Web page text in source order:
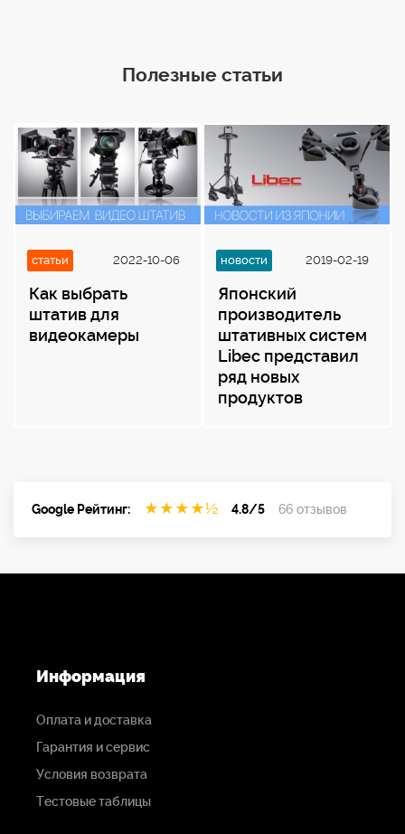
Полезные статьи
статьи 2022-10-06
Как выбрать
штатив для
видеокамеры
новости 2019-02-19
Японский
производитель
штативных систем
Libec представил
ряд новых
продуктов
Google Рейтинг: ★ ★ ★ ★½ 4.8/5 66 отзывов
Информация
Оплата и доставка
Гарантия и сервис
Условия возврата
Тестовые таблицы